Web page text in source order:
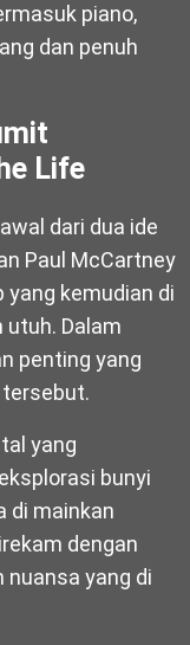
piano,
dan penuh
Life
dari dua ide
Paul McCartney
kemudian di
Dalam
penting yang
yang
bunyi
di mainkan
dengan
yang di